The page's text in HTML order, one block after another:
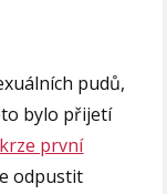
pudů,
bylo přijetí
první
odpustit